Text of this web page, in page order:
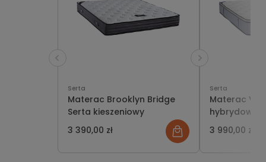
Serta
Materac Brooklyn Bridge
Serta kieszeniowy
3 390,00 zł
Serta
Materac V-
hybrydowy
3 990,00 zł